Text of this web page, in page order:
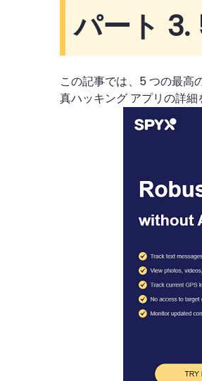
パート 3.
この記事では、5 つの最高
真ハッキング アプリの詳